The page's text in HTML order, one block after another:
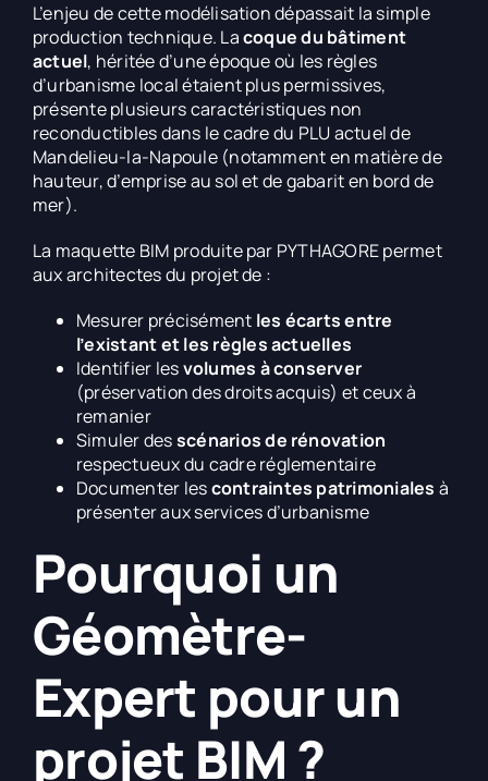
L’enjeu de cette modélisation dépassait la simple
production technique. Lacoque du bâtiment
actuel, héritée d’une époque où les règles
d’urbanisme local étaient plus permissives,
présente plusieurs caractéristiques non
reconductibles dans le cadre du PLU actuel de
Mandelieu-la-Napoule (notamment en matière de
hauteur, d’emprise au sol et de gabarit en bord de
mer).
La maquette BIM produite par PYTHAGORE permet
aux architectes du projet de :
Mesurer précisément les écarts entre
l’existant et les règles actuelles
Identifier lesvolumes à conserver
(préservation des droits acquis) et ceux à
remanier
Simuler desscénarios de rénovation
respectueux du cadre réglementaire
Documenter lescontraintes patrimoniales à
présenter aux services d’urbanisme
Pourquoi un
Géomètre-
Expert pour un
projet BIM ?